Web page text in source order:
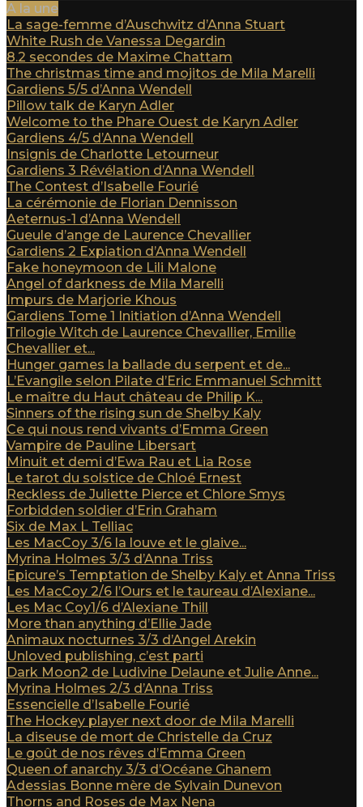
A la une
La sage-femme d’Auschwitz d’Anna Stuart
White Rush de Vanessa Degardin
8.2 secondes de Maxime Chattam
The christmas time and mojitos de Mila Marelli
Gardiens 5/5 d’Anna Wendell
Pillow talk de Karyn Adler
Welcome to the Phare Ouest de Karyn Adler
Gardiens 4/5 d’Anna Wendell
Insignis de Charlotte Letourneur
Gardiens 3 Révélation d’Anna Wendell
The Contest d’Isabelle Fourié
La cérémonie de Florian Dennisson
Aeternus-1 d’Anna Wendell
Gueule d’ange de Laurence Chevallier
Gardiens 2 Expiation d’Anna Wendell
Fake honeymoon de Lili Malone
Angel of darkness de Mila Marelli
Impurs de Marjorie Khous
Gardiens Tome 1 Initiation d’Anna Wendell
Trilogie Witch de Laurence Chevallier, Emilie
Chevallier et...
Hunger games la ballade du serpent et de...
L’Evangile selon Pilate d’Eric Emmanuel Schmitt
Le maître du Haut château de Philip K...
Sinners of the rising sun de Shelby Kaly
Ce qui nous rend vivants d’Emma Green
Vampire de Pauline Libersart
Minuit et demi d’Ewa Rau et Lia Rose
Le tarot du solstice de Chloé Ernest
Reckless de Juliette Pierce et Chlore Smys
Forbidden soldier d’Erin Graham
Six de Max L Telliac
Les MacCoy 3/6 la louve et le glaive...
Myrina Holmes 3/3 d’Anna Triss
Epicure’s Temptation de Shelby Kaly et Anna Triss
Les MacCoy 2/6 l’Ours et le taureau d’Alexiane...
Les Mac Coy1/6 d’Alexiane Thill
More than anything d’Ellie Jade
Animaux nocturnes 3/3 d’Angel Arekin
Unloved publishing, c’est parti
Dark Moon2 de Ludivine Delaune et Julie Anne...
Myrina Holmes 2/3 d’Anna Triss
Essencielle d’Isabelle Fourié
The Hockey player next door de Mila Marelli
La diseuse de mort de Christelle da Cruz
Le goût de nos rêves d’Emma Green
Queen of anarchy 3/3 d’Océane Ghanem
Adessias Bonne mère de Sylvain Dunevon
Thorns and Roses de Max Nena